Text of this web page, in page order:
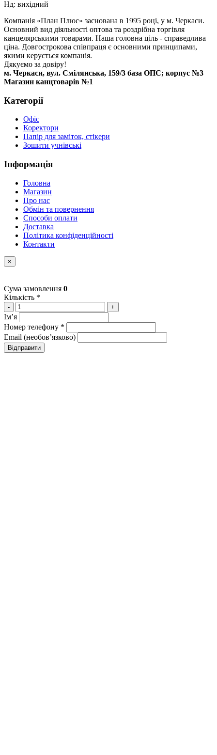
Нд: вихідний
Компанія «План Плюс» заснована в 1995 році, у м. Черкаси.
Основний вид діяльності оптова та роздрібна торгівля
канцелярськими товарами. Наша головна ціль - справедлива
ціна. Довгострокова співпраця є основними принципами,
якими керується компанія.
Дякуємо за довіру!
м. Черкаси, вул. Смілянська, 159/3 база ОПС; корпус №3
Магазин канцтоварів №1
Категорії
Офіс
Коректори
Папір для заміток, стікери
Зошити учнівські
Інформація
Головна
Магазин
Про нас
Обмін та повернення
Способи оплати
Доставка
Політика конфіденційності
Контакти
×
Сума замовлення 0
Кількість *
- +
Імʼя
Номер телефону *
Email (необовʼязково)
Відправити